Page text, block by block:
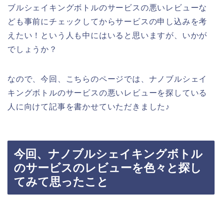
ブルシェイキングボトルのサービスの悪いレビューな
ども事前にチェックしてからサービスの申し込みを考
えたい！という人も中にはいると思いますが、いかが
でしょうか？
なので、今回、こちらのページでは、ナノブルシェイ
キングボトルのサービスの悪いレビューを探している
人に向けて記事を書かせていただきました♪
今回、ナノブルシェイキングボトル
のサービスのレビューを色々と探し
てみて思ったこと